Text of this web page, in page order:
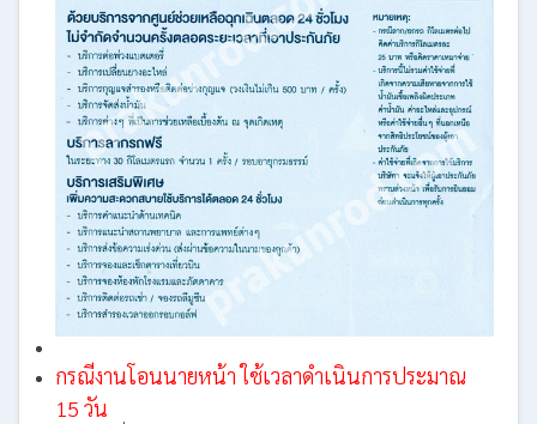
กรณีงานโอนนายหน้า ใช้เวลาดำเนินการประมาณ
15 วัน